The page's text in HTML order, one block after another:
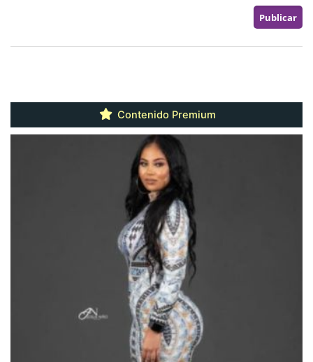
Contenido Premium